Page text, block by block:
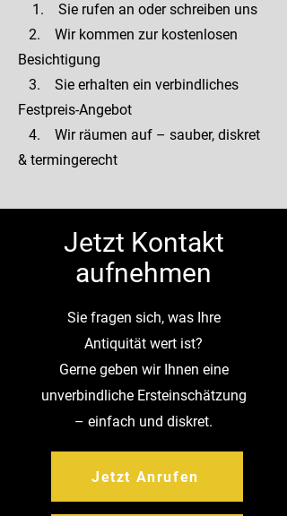
1. Sie rufen an oder schreiben uns
2. Wir kommen zur kostenlosen
Besichtigung
3. Sie erhalten ein verbindliches
Festpreis-Angebot
4. Wir räumen auf – sauber, diskret
& termingerecht
Jetzt Kontakt
aufnehmen
Sie fragen sich, was Ihre
Antiquität wert ist?
Gerne geben wir Ihnen eine
unverbindliche Ersteinschätzung
– einfach und diskret.
Jetzt Anrufen